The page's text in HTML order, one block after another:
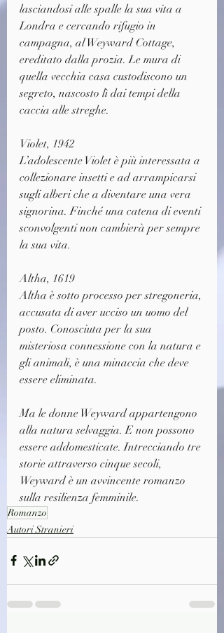
lasciandosi alle spalle la sua vita a
Londra e cercando rifugio in
campagna, al Weyward Cottage,
ereditato dalla prozia. Le mura di
quella vecchia casa custodiscono un
segreto, nascosto lì dai tempi della
caccia alle streghe.
Violet, 1942
L’adolescente Violet è più interessata a
collezionare insetti e ad arrampicarsi
sugli alberi che a diventare una vera
signorina. Finché una catena di eventi
sconvolgenti non cambierà per sempre
la sua vita.
Altha, 1619
Altha è sotto processo per stregoneria,
accusata di aver ucciso un uomo del
posto. Conosciuta per la sua
misteriosa connessione con la natura e
gli animali, è una minaccia che deve
essere eliminata.
Ma le donne Weyward appartengono
alla natura selvaggia. E non possono
essere addomesticate. Intrecciando tre
storie attraverso cinque secoli,
Weyward è un avvincente romanzo
sulla resilienza femminile.
Romanzo
Autori Stranieri